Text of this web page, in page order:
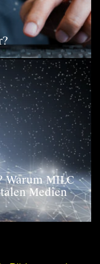
Warum MILC
Medien